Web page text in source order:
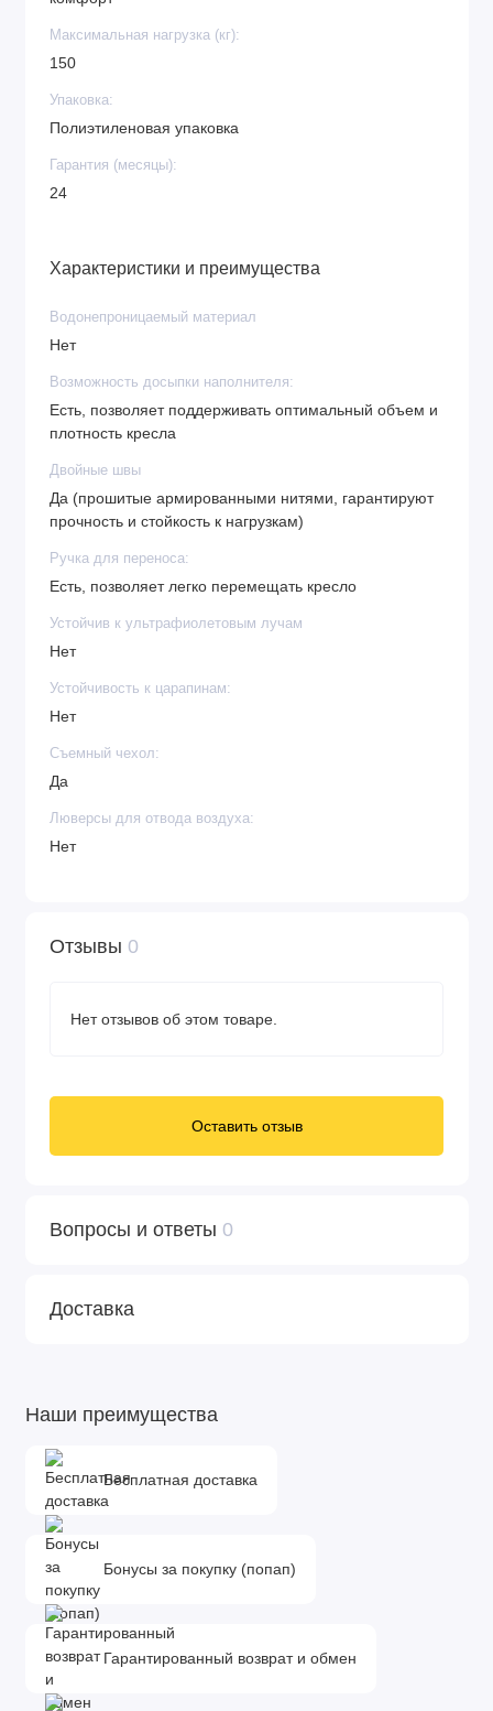
Максимальная нагрузка (кг):
150
Упаковка:
Полиэтиленовая упаковка
Гарантия (месяцы):
24
Характеристики и преимущества
Водонепроницаемый материал
Нет
Возможность досыпки наполнителя:
Есть, позволяет поддерживать оптимальный объем и
плотность кресла
Двойные швы
Да (прошитые армированными нитями, гарантируют
прочность и стойкость к нагрузкам)
Ручка для переноса:
Есть, позволяет легко перемещать кресло
Устойчив к ультрафиолетовым лучам
Нет
Устойчивость к царапинам:
Нет
Съемный чехол:
Да
Люверсы для отвода воздуха:
Нет
Отзывы 0
Нет отзывов об этом товаре.
Оставить отзыв
Вопросы и ответы 0
Доставка
Наши преимущества
Бесплатная доставка
Бонусы за покупку (попап)
Гарантированный возврат и обмен